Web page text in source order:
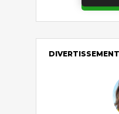
DIVERTISSEMENT